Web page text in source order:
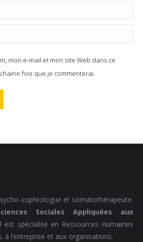
mon e-mail et mon site Web dans ce
fois que je commenterai.
sophrologue et somatothérapeute.
Sociales Appliquées aux
est spécialisé en Ressources Humaines
à l’entreprise et aux organisations.